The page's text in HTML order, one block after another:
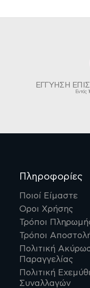
Κρίση
Καύση
Δέρμα –
Κράμπες
Βότανα-
ΕΓΓΥΗΣΗ
Εντός
Πληροφορίες
Ποιοί Είμαστε
Οροι Χρήσης
Τρόποι
Τρόποι
Πολιτική
Παραγγελίας
Πολιτική
Συναλλαγών